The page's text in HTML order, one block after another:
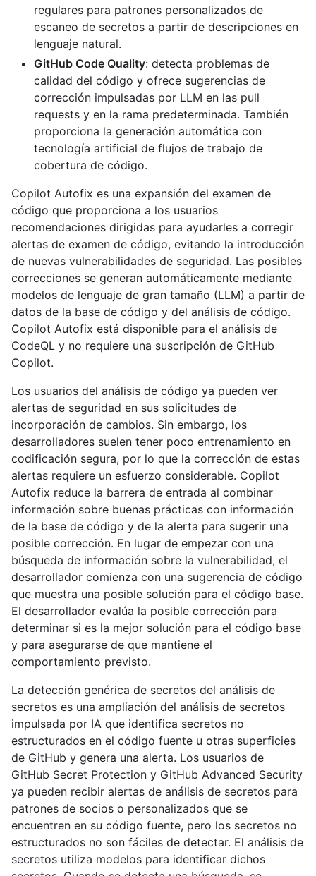
regulares para patrones personalizados de
escaneo de secretos a partir de descripciones en
lenguaje natural.
GitHub Code Quality: detecta problemas de
calidad del código y ofrece sugerencias de
corrección impulsadas por LLM en las pull
requests y en la rama predeterminada. También
proporciona la generación automática con
tecnología artificial de flujos de trabajo de
cobertura de código.
Copilot Autofix es una expansión del examen de
código que proporciona a los usuarios
recomendaciones dirigidas para ayudarles a corregir
alertas de examen de código, evitando la introducción
de nuevas vulnerabilidades de seguridad. Las posibles
correcciones se generan automáticamente mediante
modelos de lenguaje de gran tamaño (LLM) a partir de
datos de la base de código y del análisis de código.
Copilot Autofix está disponible para el análisis de
CodeQL y no requiere una suscripción de GitHub
Copilot.
Los usuarios del análisis de código ya pueden ver
alertas de seguridad en sus solicitudes de
incorporación de cambios. Sin embargo, los
desarrolladores suelen tener poco entrenamiento en
codificación segura, por lo que la corrección de estas
alertas requiere un esfuerzo considerable. Copilot
Autofix reduce la barrera de entrada al combinar
información sobre buenas prácticas con información
de la base de código y de la alerta para sugerir una
posible corrección. En lugar de empezar con una
búsqueda de información sobre la vulnerabilidad, el
desarrollador comienza con una sugerencia de código
que muestra una posible solución para el código base.
El desarrollador evalúa la posible corrección para
determinar si es la mejor solución para el código base
y para asegurarse de que mantiene el
comportamiento previsto.
La detección genérica de secretos del análisis de
secretos es una ampliación del análisis de secretos
impulsada por IA que identifica secretos no
estructurados en el código fuente u otras superficies
de GitHub y genera una alerta. Los usuarios de
GitHub Secret Protection y GitHub Advanced Security
ya pueden recibir alertas de análisis de secretos para
patrones de socios o personalizados que se
encuentren en su código fuente, pero los secretos no
estructurados no son fáciles de detectar. El análisis de
secretos utiliza modelos para identificar dichos